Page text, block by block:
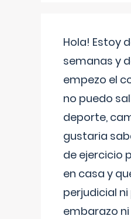
Hola! Estoy
semanas y
empezo el
no puedo
deporte,
gustaria
de ejercicio
en casa y
perjudicial
embarazo